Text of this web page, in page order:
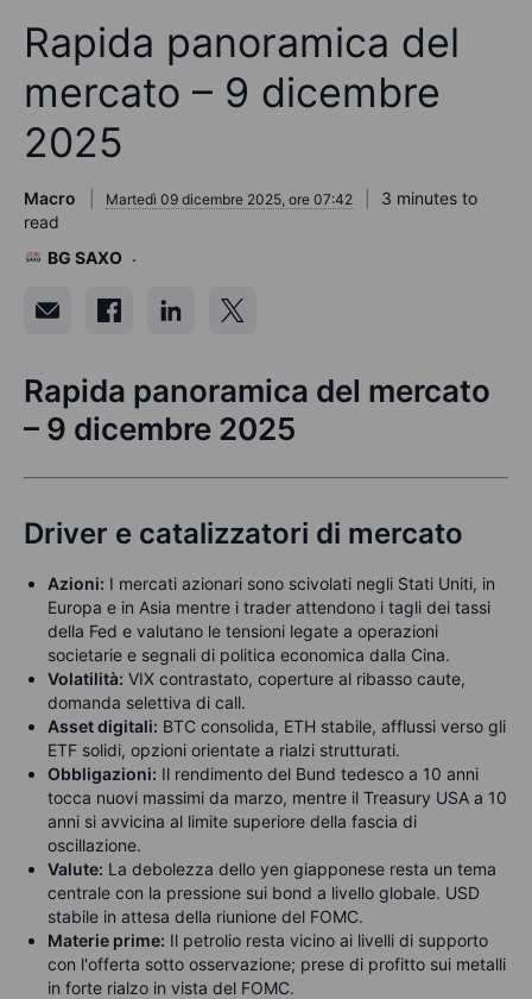
Rapida panoramica del
mercato – 9 dicembre
2025
Macro Martedì 09 dicembre 2025, ore 07:42
3 minutes to
read
BG SAXO
Rapida panoramica del mercato
– 9 dicembre 2025
Driver e catalizzatori di mercato
Azioni: I mercati azionari sono scivolati negli Stati Uniti, in
Europa e in Asia mentre i trader attendono i tagli dei tassi
della Fed e valutano le tensioni legate a operazioni
societarie e segnali di politica economica dalla Cina.
Volatilità: VIX contrastato, coperture al ribasso caute,
domanda selettiva di call.
Asset digitali: BTC consolida, ETH stabile, afflussi verso gli
ETF solidi, opzioni orientate a rialzi strutturati.
Obbligazioni: Il rendimento del Bund tedesco a 10 anni
tocca nuovi massimi da marzo, mentre il Treasury USA a 10
anni si avvicina al limite superiore della fascia di
oscillazione.
Valute: La debolezza dello yen giapponese resta un tema
centrale con la pressione sui bond a livello globale. USD
stabile in attesa della riunione del FOMC.
Materie prime: Il petrolio resta vicino ai livelli di supporto
con l'offerta sotto osservazione; prese di profitto sui metalli
in forte rialzo in vista del FOMC.